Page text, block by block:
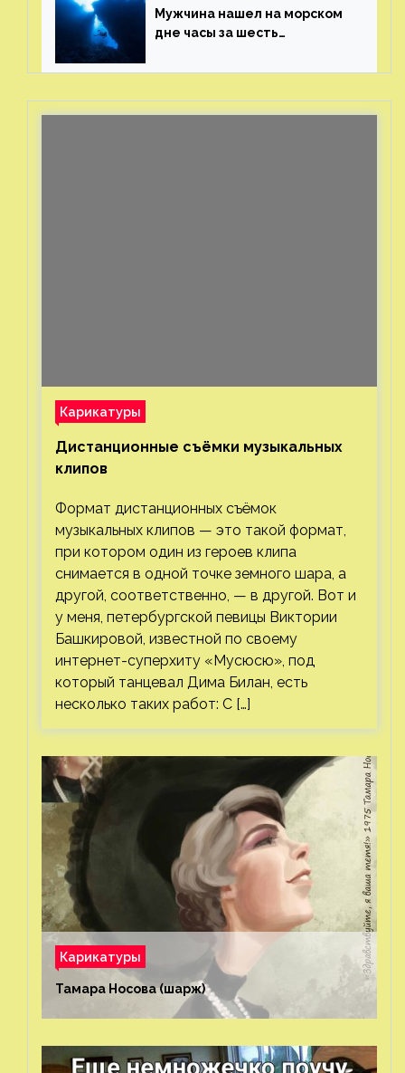
Мужчина нашел на морском
дне часы за шесть
с помощью пластиковых
Карикатуры
Дистанционные съёмки музыкальных
клипов⁠⁠
Формат дистанционных съёмок
музыкальных клипов — это такой формат,
при котором один из героев клипа
снимается в одной точке земного шара, а
другой, соответственно, — в другой. Вот и
у меня, петербургской певицы Виктории
Башкировой, известной по своему
интернет-суперхиту «Мусюсю», под
который танцевал Дима Билан, есть
несколько таких работ: С […]
Карикатуры
Тамара Носова (шарж)⁠⁠